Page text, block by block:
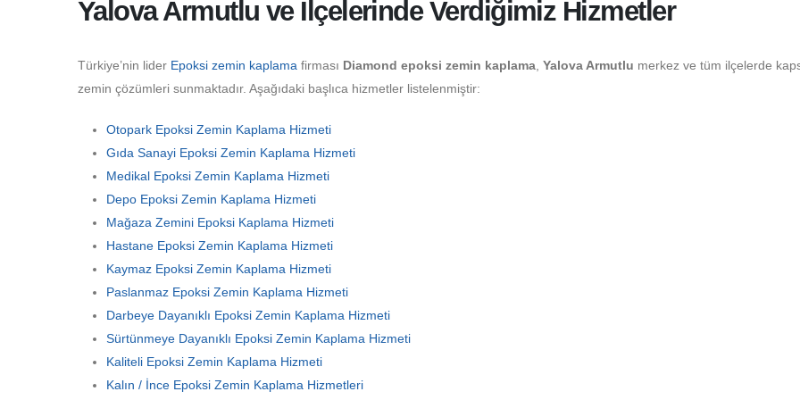
Yalova Armutlu ve İlçelerinde Verdiğimiz Hizmetler
Türkiye’nin lider Epoksi zemin kaplama firması Diamond epoksi zemin kaplama Yalova Armutlu merkez ve tüm ilçelerde
zemin çözümleri sunmaktadır. Aşağıdaki başlıca hizmetler listelenmiştir:
Otopark Epoksi Zemin Kaplama Hizmeti
Gıda Sanayi Epoksi Zemin Kaplama Hizmeti
Medikal Epoksi Zemin Kaplama Hizmeti
Depo Epoksi Zemin Kaplama Hizmeti
Mağaza Zemini Epoksi Kaplama Hizmeti
Hastane Epoksi Zemin Kaplama Hizmeti
Kaymaz Epoksi Zemin Kaplama Hizmeti
Paslanmaz Epoksi Zemin Kaplama Hizmeti
Darbeye Dayanıklı Epoksi Zemin Kaplama Hizmeti
Sürtünmeye Dayanıklı Epoksi Zemin Kaplama Hizmeti
Kaliteli Epoksi Zemin Kaplama Hizmeti
Kalın / İnce Epoksi Zemin Kaplama Hizmetleri